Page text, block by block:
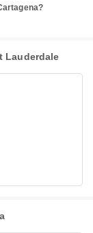
Lauderdale